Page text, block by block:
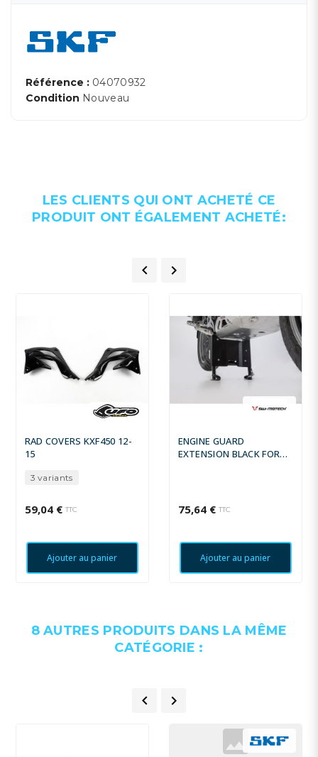
Référence : 04070932
Condition Nouveau
LES CLIENTS QUI ONT ACHETÉ CE
PRODUIT ONT ÉGALEMENT ACHETÉ:
 
RAD COVERS KXF450 12-
15
3 variants
59,04 € TTC
Ajouter au panier
ENGINE GUARD
EXTENSION BLACK FOR
75,64 € TTC
Ajouter au panier
8 AUTRES PRODUITS DANS LA MÊME
CATÉGORIE :
 